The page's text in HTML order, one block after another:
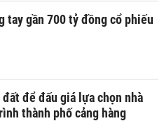
tay gần 700 tỷ đồng cổ phiếu
để đấu giá lựa chọn nhà
thành phố cảng hàng